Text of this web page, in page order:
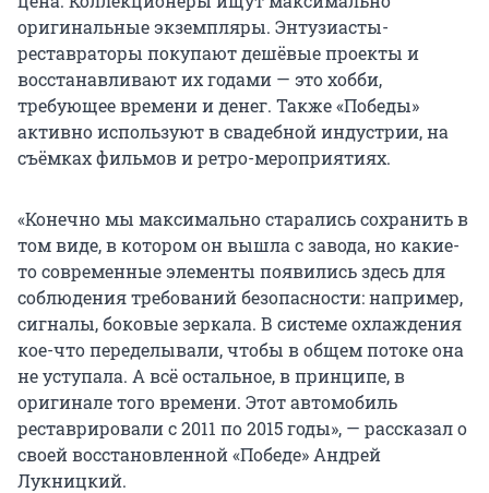
оригинальные экземпляры. Энтузиасты-
реставраторы покупают дешёвые проекты и
восстанавливают их годами — это хобби,
требующее времени и денег. Также «Победы»
активно используют в свадебной индустрии, на
съёмках фильмов и ретро-мероприятиях.
«Конечно мы максимально старались сохранить в
том виде, в котором он вышла с завода, но какие-
то современные элементы появились здесь для
соблюдения требований безопасности: например,
сигналы, боковые зеркала. В системе охлаждения
кое-что переделывали, чтобы в общем потоке она
не уступала. А всё остальное, в принципе, в
оригинале того времени. Этот автомобиль
реставрировали с 2011 по 2015 годы», — рассказал о
своей восстановленной «Победе» Андрей
Лукницкий.